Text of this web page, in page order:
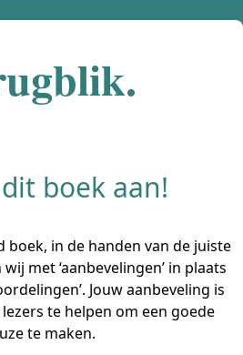
boek aan!
boek, in de handen van de juiste
met ‘aanbevelingen’ in plaats
Jouw aanbeveling is
te helpen om een goede
te maken.